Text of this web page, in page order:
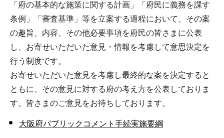
「府の基本的な施策に関する計画」「府民に義務を課す
条例」「審査基準」等を立案する過程において、その案
の趣旨、内容、その他必要事項を府民の皆さまに公表
し、お寄せいただいた意見・情報を考慮して意思決定を
行う制度です。
お寄せいただいた意見を考慮し最終的な案を決定すると
ともに、その意見に対する府の考え方を公表しておりま
す。皆さまのご意見をお待ちしております。
大阪府パブリックコメント手続実施要綱